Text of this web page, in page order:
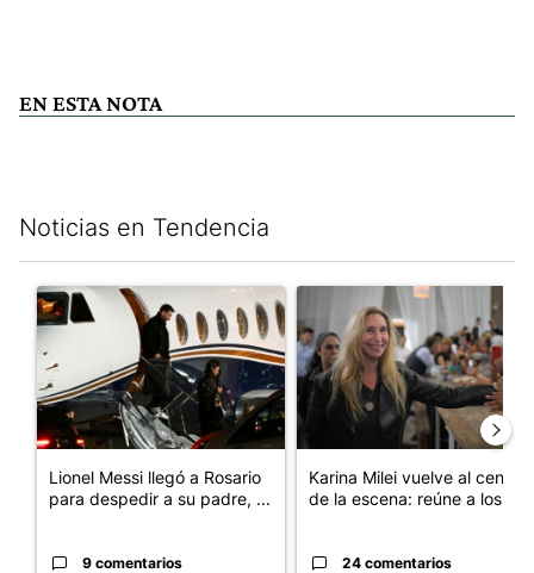
EN ESTA NOTA
Noticias en Tendencia
Un artículo de tendencia con el título "Lionel Messi llegó a
Lionel Messi llegó a Rosario
para despedir a su padre, ...
9 comentarios
Un artículo de tendencia
Karina Milei vuelve al centro
de la escena: reúne a los...
24 comentarios